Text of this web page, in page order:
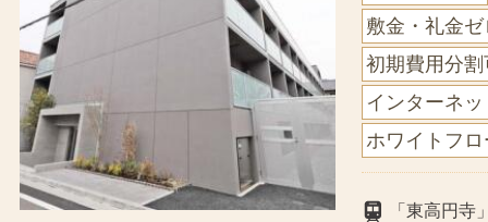
敷金・礼金ゼ
初期費用分割
インターネ
ホワイトフ
「東高円